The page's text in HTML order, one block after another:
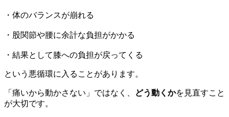
・体のバランスが崩れる
・股関節や腰に余計な負担がかかる
・結果として膝への負担が戻ってくる
という悪循環に入ることがあります。
「痛いから動かさない」ではなく、 どう動くかを見直すこと
が大切です。